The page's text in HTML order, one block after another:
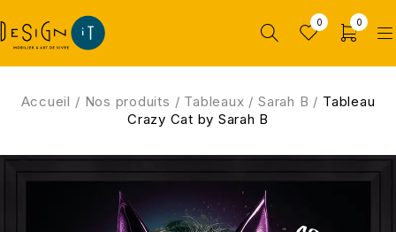
0 0
Accueil / Nos produits / Tableaux / Sarah B / Tableau
Crazy Cat by Sarah B